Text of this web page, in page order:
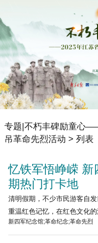
专题|不朽丰碑励童心
吊革命先烈活动 > 列表
忆铁军悟峥嵘 新
期热门打卡地
清明假期，不少市民游客自
重温红色记忆，在红色文化的
新四军纪念馆;革命纪念;革命先烈